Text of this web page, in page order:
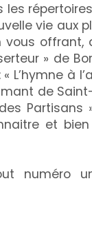
les
vie aux
offrant,
» de
à
de
Partisans
et bien
numéro